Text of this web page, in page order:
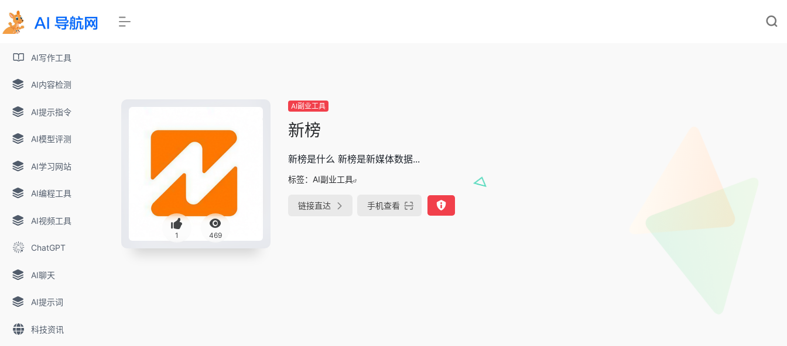
AI写作工具
AI内容检测
AI提示指令
AI模型评测
AI学习网站
AI编程工具
AI视频工具
ChatGPT
AI聊天
AI提示词
科技资讯
1 469
AI副业工具
新榜
新榜是什么 新榜是新媒体数据...
标签： AI副业工具
链接直达 手机查看